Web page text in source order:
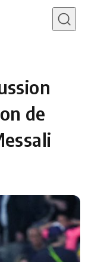
de